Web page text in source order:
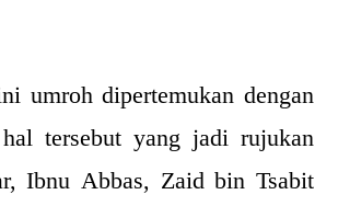
umroh dipertemukan dengan
tersebut yang jadi rujukan
Ibnu Abbas, Zaid bin Tsabit